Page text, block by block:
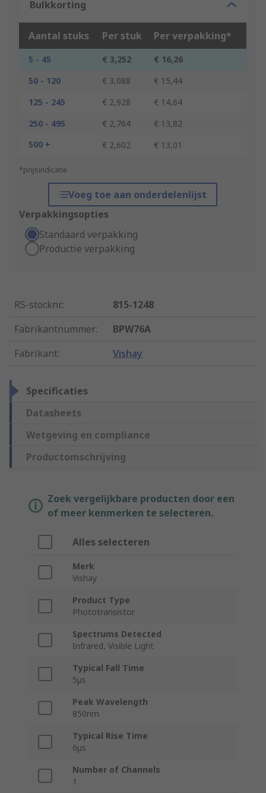
Bulkkorting
Aantal stuks Per stuk Per verpakking*
5 - 45 € 3,252
€ 16,26
50 - 120
€ 3,088
€ 15,44
125 - 245
€ 2,928
€ 14,64
250 - 495
€ 2,764
€ 13,82
500 +
€ 2,602 € 13,01
*prijsindicatie
Voeg toe aan onderdelenlijst
Verpakkingsopties
Standaard verpakking
Productie verpakking
RS-stocknr.:
815-1248
Fabrikantnummer:
BPW76A
Fabrikant: Vishay
Specificaties
Datasheets
Wetgeving en compliance
Productomschrijving
Zoek vergelijkbare producten door een
of meer kenmerken te selecteren.
Alles selecteren
Merk
Vishay
Product Type
Phototransistor
Spectrums Detected
Infrared, Visible Light
Typical Fall Time
5μs
Peak Wavelength
850nm
Typical Rise Time
6μs
Number of Channels
1